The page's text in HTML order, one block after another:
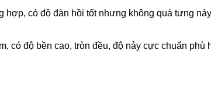
có độ đàn hồi tốt nhưng không quá tưng
có độ bền cao, tròn đều, độ nảy cực chuẩn phù